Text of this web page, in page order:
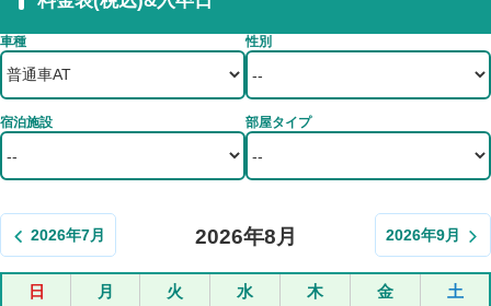
車種 性別
宿泊施設 部屋タイプ
2026年7月 2026年9月
2026年8月
日 月 火 水 木 金 土